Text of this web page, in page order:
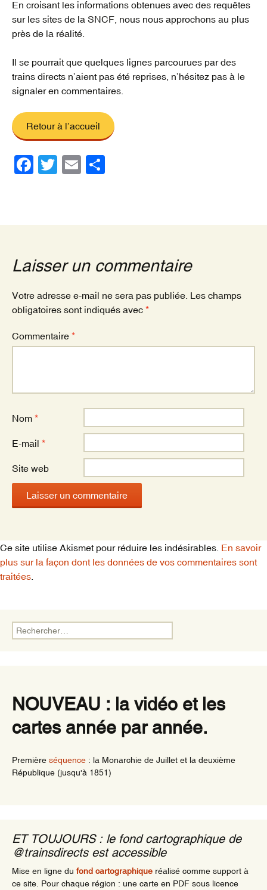
En croisant les informations obtenues avec des requêtes
sur les sites de la SNCF, nous nous approchons au plus
près de la réalité.
Il se pourrait que quelques lignes parcourues par des
trains directs n’aient pas été reprises, n’hésitez pas à le
signaler en commentaires.
Retour à l’accueil
F
e
o
o
k
T
er
E
g
Laisser un commentaire
Votre adresse e-mail ne sera pas publiée. Les champs
obligatoires sont indiqués avec *
Commentaire *
Nom *
E-mail *
Site web
Ce site utilise Akismet pour réduire les indésirables. En savoir
plus sur la façon dont les données de vos commentaires sont
traitées
Rechercher :
NOUVEAU : la vidéo et les
cartes année par année.
Première séquence : la Monarchie de Juillet et la deuxième
République (jusqu'à 1851)
ET TOUJOURS : le fond cartographique de
@trainsdirects est accessible
Mise en ligne du fond cartographique réalisé comme support à
ce site. Pour chaque région : une carte en PDF sous licence